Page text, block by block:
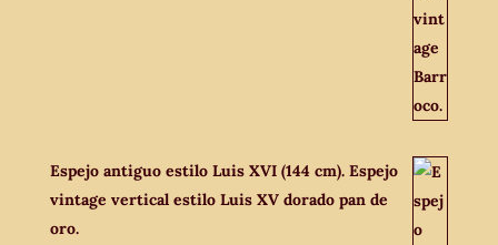
Espejo antiguo estilo Luis XVI (144 cm). Espejo
vintage vertical estilo Luis XV dorado pan de
oro.